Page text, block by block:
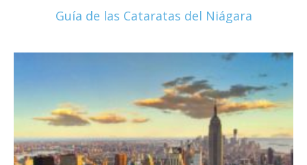
Guía de las Cataratas del Niágara